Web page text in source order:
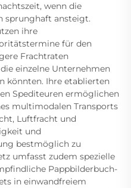
wenn die
sprunghaft ansteigt.
ihre
für den
Frachtraten
einzelne Unternehmen
könnten. Ihre etablierten
Spediteuren ermöglichen
multimodalen Transports
Luftfracht und
und
bestmöglich zu
umfasst zudem spezielle
Pappbilderbuch-
in einwandfreiem